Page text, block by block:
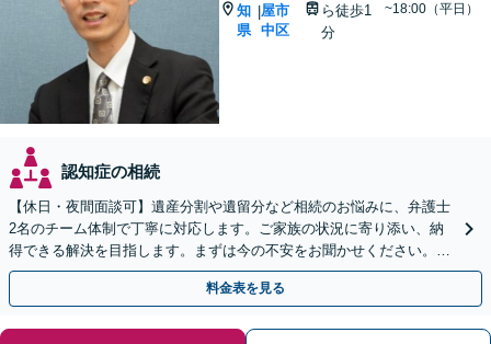
知
県
|屋市
中区
ら徒歩1
分
~18:00（平日）
認知症の相続
【休日・夜間面談可】遺産分割や遺留分など相続のお悩みに、弁護士
2名のチーム体制で丁寧に対応します。ご家族の状況に寄り添い、納
得できる解決を目指します。まずは今の不安をお聞かせください。
【メール・WEB相談可】
料金表を見る